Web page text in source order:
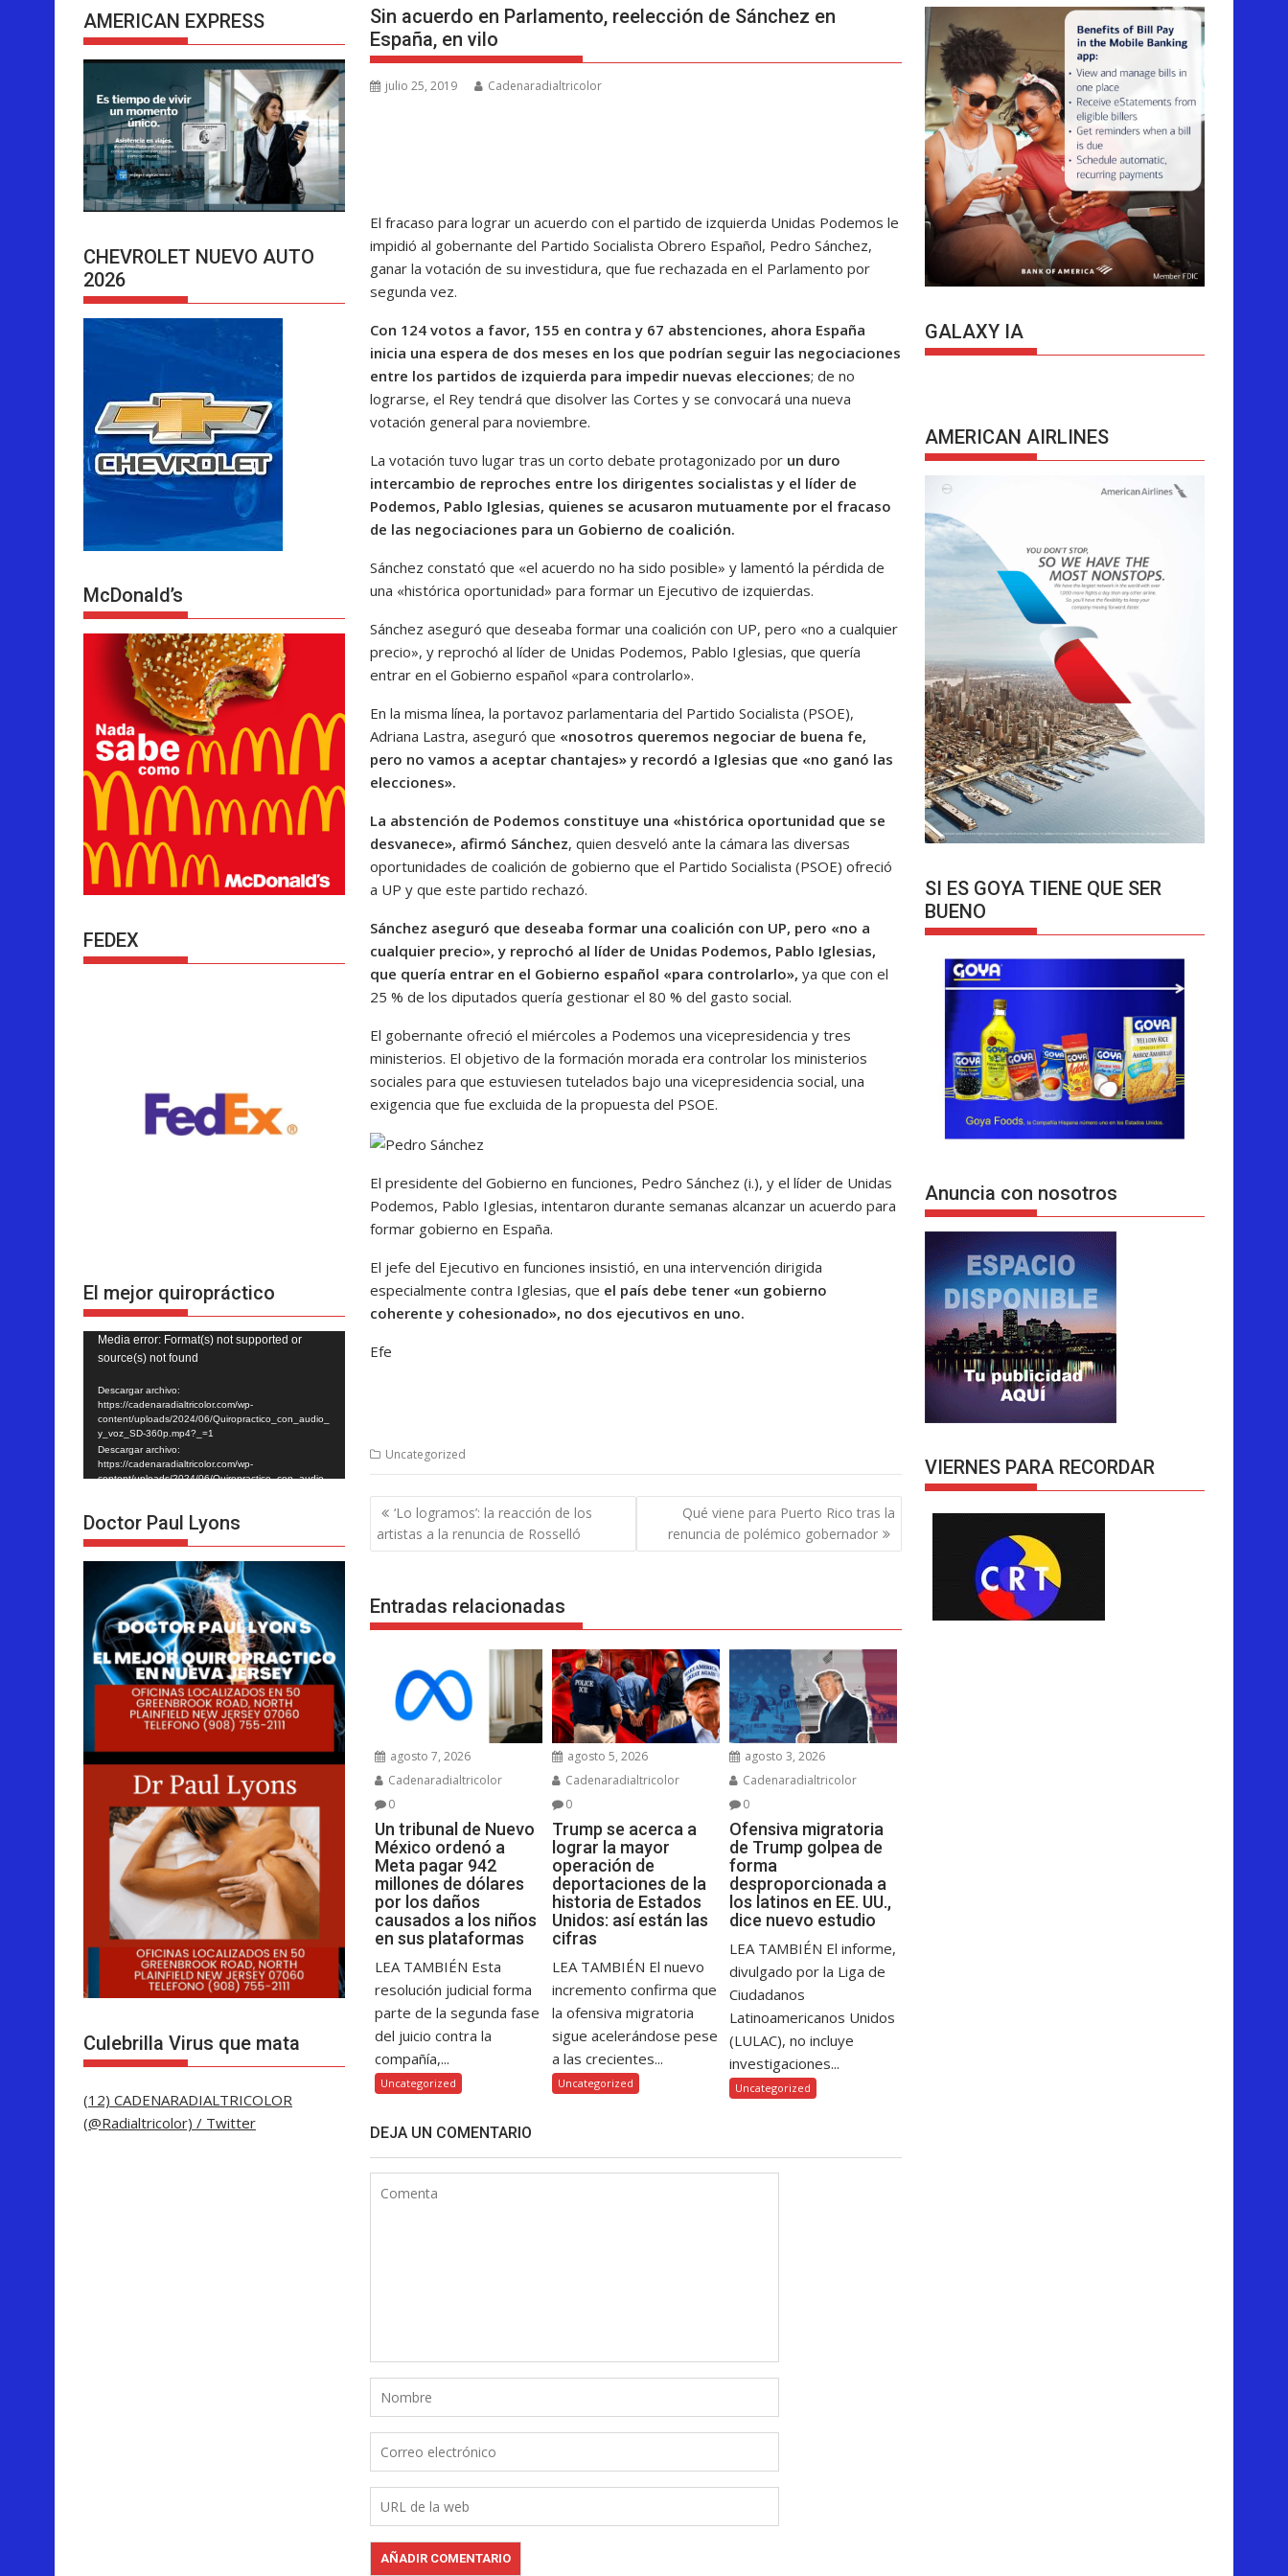
Sin acuerdo en Parlamento, reelección de Sánchez en
España, en vilo
julio 25, 2019 Cadenaradialtricolor
El fracaso para lograr un acuerdo con el partido de izquierda Unidas Podemos le
impidió al gobernante del Partido Socialista Obrero Español, Pedro Sánchez,
ganar la votación de su investidura, que fue rechazada en el Parlamento por
segunda vez.
Con 124 votos a favor, 155 en contra y 67 abstenciones, ahora España
inicia una espera de dos meses en los que podrían seguir las negociaciones
entre los partidos de izquierda para impedir nuevas elecciones; de no
lograrse, el Rey tendrá que disolver las Cortes y se convocará una nueva
votación general para noviembre.
La votación tuvo lugar tras un corto debate protagonizado por un duro
intercambio de reproches entre los dirigentes socialistas y el líder de
Podemos, Pablo Iglesias, quienes se acusaron mutuamente por el fracaso
de las negociaciones para un Gobierno de coalición.
Sánchez constató que «el acuerdo no ha sido posible» y lamentó la pérdida de
una «histórica oportunidad» para formar un Ejecutivo de izquierdas.
Sánchez aseguró que deseaba formar una coalición con UP, pero «no a cualquier
precio», y reprochó al líder de Unidas Podemos, Pablo Iglesias, que quería
entrar en el Gobierno español «para controlarlo».
En la misma línea, la portavoz parlamentaria del Partido Socialista (PSOE),
Adriana Lastra, aseguró que «nosotros queremos negociar de buena fe,
pero no vamos a aceptar chantajes» y recordó a Iglesias que «no ganó las
elecciones».
La abstención de Podemos constituye una «histórica oportunidad que se
desvanece», afirmó Sánchez, quien desveló ante la cámara las diversas
oportunidades de coalición de gobierno que el Partido Socialista (PSOE) ofreció
a UP y que este partido rechazó.
Sánchez aseguró que deseaba formar una coalición con UP, pero «no a
cualquier precio», y reprochó al líder de Unidas Podemos, Pablo Iglesias,
que quería entrar en el Gobierno español «para controlarlo», ya que con el
25 % de los diputados quería gestionar el 80 % del gasto social.
El gobernante ofreció el miércoles a Podemos una vicepresidencia y tres
ministerios. El objetivo de la formación morada era controlar los ministerios
sociales para que estuviesen tutelados bajo una vicepresidencia social, una
exigencia que fue excluida de la propuesta del PSOE.
El presidente del Gobierno en funciones, Pedro Sánchez (i.), y el líder de Unidas
Podemos, Pablo Iglesias, intentaron durante semanas alcanzar un acuerdo para
formar gobierno en España.
El jefe del Ejecutivo en funciones insistió, en una intervención dirigida
especialmente contra Iglesias, que el país debe tener «un gobierno
coherente y cohesionado», no dos ejecutivos en uno.
Efe
Uncategorized
Navegación
de
entradas
‘Lo logramos’: la reacción de los
artistas a la renuncia de Rosselló
Qué viene para Puerto Rico tras la
renuncia de polémico gobernador
Entradas relacionadas
agosto 7, 2026
Cadenaradialtricolor
0
Un tribunal de Nuevo
México ordenó a
Meta pagar 942
millones de dólares
por los daños
causados a los niños
en sus plataformas
LEA TAMBIÉN Esta
resolución judicial forma
parte de la segunda fase
del juicio contra la
compañía,...
Uncategorized
agosto 5, 2026
Cadenaradialtricolor
0
Trump se acerca a
lograr la mayor
operación de
deportaciones de la
historia de Estados
Unidos: así están las
cifras
LEA TAMBIÉN El nuevo
incremento confirma que
la ofensiva migratoria
sigue acelerándose pese
a las crecientes...
Uncategorized
agosto 3, 2026
Cadenaradialtricolor
0
Ofensiva migratoria
de Trump golpea de
forma
desproporcionada a
los latinos en EE. UU.,
dice nuevo estudio
LEA TAMBIÉN El informe,
divulgado por la Liga de
Ciudadanos
Latinoamericanos Unidos
(LULAC), no incluye
investigaciones...
Uncategorized
DEJA UN COMENTARIO
AMERICAN EXPRESS
CHEVROLET NUEVO AUTO
2026
McDonald’s
FEDEX
El mejor quiropráctico
Reproductor
de
vídeo
Media error: Format(s) not supported or
source(s) not found
Descargar archivo:
https://cadenaradialtricolor.com/wp-
content/uploads/2024/06/Quiropractico_con_audio_
y_voz_SD-360p.mp4?_=1
Descargar archivo:
https://cadenaradialtricolor.com/wp-
content/uploads/2024/06/Quiropractico_con_audio_
Doctor Paul Lyons
Culebrilla Virus que mata
(12) CADENARADIALTRICOLOR
(@Radialtricolor) / Twitter
GALAXY IA
AMERICAN AIRLINES
SI ES GOYA TIENE QUE SER
BUENO
Anuncia con nosotros
VIERNES PARA RECORDAR